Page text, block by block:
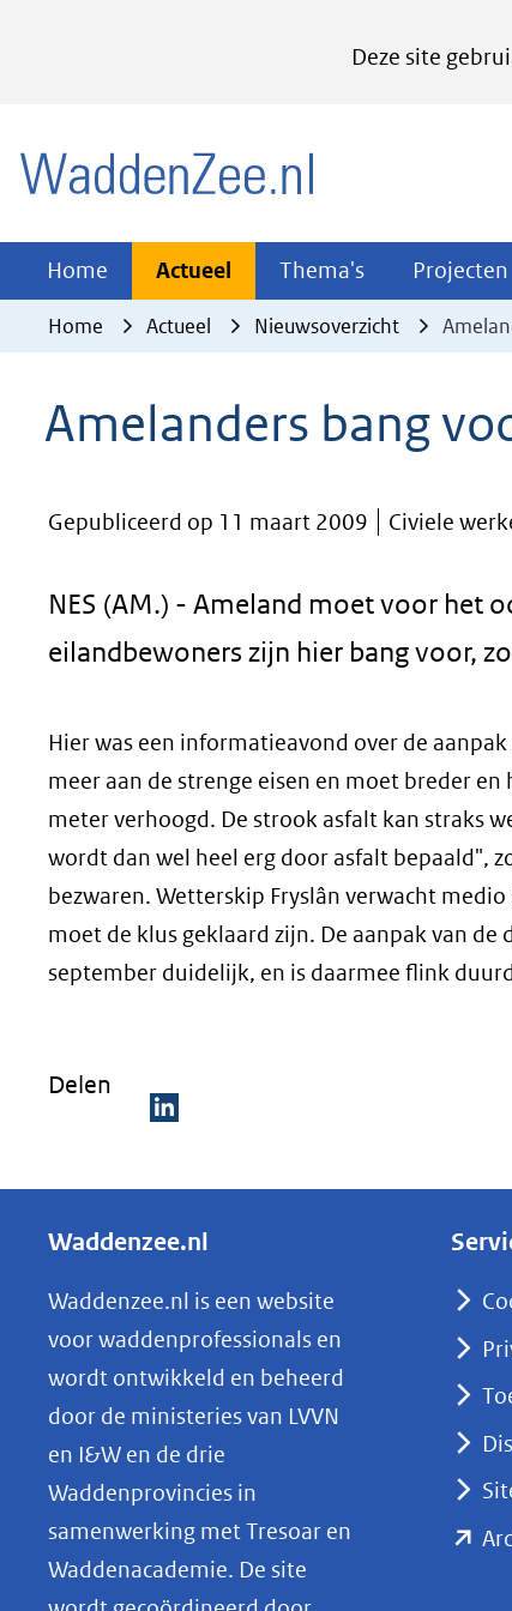
Deze site
het
cookies
website
worden
Home Actueel Actueel
Uitklappen
Thema's Thema's
Uitklappen
Projecten
Home Actueel Nieuwsoverzicht
Amelanders bang
Gepubliceerd op 11 maart 2009 Civiele
NES (AM.) - Ameland moet voor het
eilandbewoners zijn hier bang voor,
Hier was een informatieavond over de
meer aan de strenge eisen en moet breder
meter verhoogd. De strook asfalt kan straks
wordt dan wel heel erg door asfalt bepaald",
bezwaren. Wetterskip Fryslân verwacht
moet de klus geklaard zijn. De aanpak van
september duidelijk, en is daarmee flink
Delen
e
e
n
o
p
L
k
e
d
Waddenzee.nl
Waddenzee.nl is een website
voor waddenprofessionals en
wordt ontwikkeld en beheerd
door de ministeries van LVVN
en I&W en de drie
Waddenprovincies in
samenwerking met Tresoar en
Waddenacademie. De site